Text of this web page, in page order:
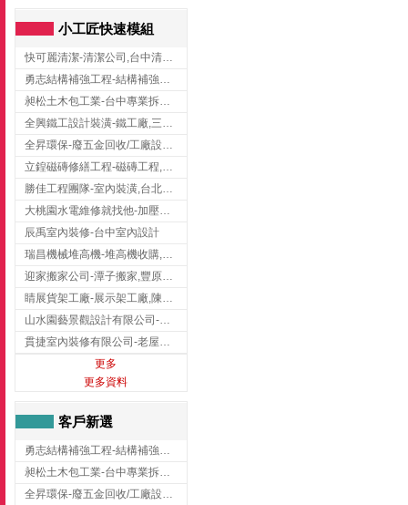
小工匠快速模組
快可麗清潔-清潔公司,台中清潔公司,台中居家清潔
勇志結構補強工程-結構補強工程 ,桃園結構補強工程,龍潭結構補強工程
昶松土木包工業-台中專業拆除工程/挖土機出租
全興鐵工設計裝潢-鐵工廠,三峽鐵工廠,台北鐵工廠
全昇環保-廢五金回收/工廠設備收購/機械設備回收/高價收購廠房設備
立鍠磁磚修繕工程-磁磚工程,磁磚修補,新竹磁磚工程
勝佳工程團隊-室內裝潢,台北房屋裝修,三重室內裝修
大桃園水電維修就找他-加壓馬達,抽水馬達,桃園水電行,中壢水電
辰禹室內裝修-台中室內設計
瑞昌機械堆高機-堆高機收購,新北市堆高機,桃園堆高機
迎家搬家公司-潭子搬家,豐原搬家,大雅搬家,大甲搬家,台中推薦搬家,台中搬家
睛展貨架工廠-展示架工廠,陳列架,台中展示架工廠
山水園藝景觀設計有限公司-景觀工程,景觀設計,新竹園藝工程,新竹景觀設計
貫捷室內裝修有限公司-老屋翻新工程,台中老屋翻新工程,台中舊屋翻新
更多
更多資料
客戶新選
勇志結構補強工程-結構補強工程 ,桃園結構補強工程,龍潭結構補強工程
昶松土木包工業-台中專業拆除工程/挖土機出租
全昇環保-廢五金回收/工廠設備收購/機械設備回收/高價收購廠房設備